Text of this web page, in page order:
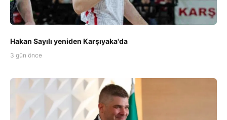
Hakan Sayılı yeniden Karşıyaka'da
3 gün önce